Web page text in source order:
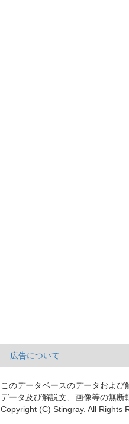
広告について
このデータベースのデータおよび
データ及び解説文、画像等の無断
Copyright (C) Stingray. All Rights